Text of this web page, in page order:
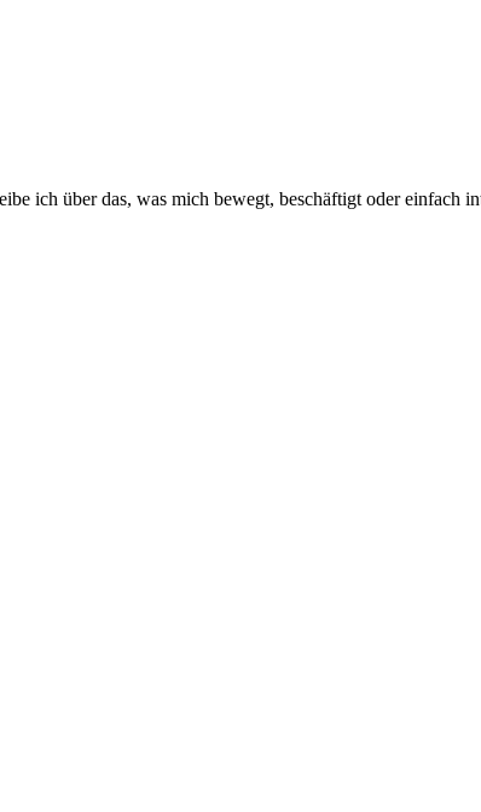
ich über das, was mich bewegt, beschäftigt oder einfach